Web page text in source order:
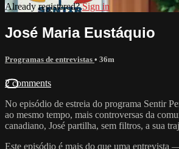
Already registered?Sign in
José Maria Eustáquio
Programas de entrevistas • 36m
2 comments
No episódio de estreia do programa Sentir
ao mesmo tempo, mais controversas da
canadiano, José partilha, sem filtros, a sua
Este episódio é mais do que uma entrevista